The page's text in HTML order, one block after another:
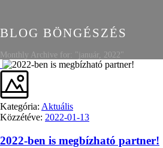
BLOG BÖNGÉSZÉS
Monthly Archive for: "január, 2022"
Kategória: Aktuális
Közzétéve: 2022-01-13
2022-ben is megbízható partner!